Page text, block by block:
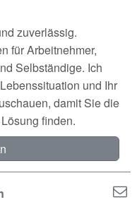
zuverlässig.
für Arbeitnehmer,
Selbständige. Ich
und Ihr
damit Sie die
finden.